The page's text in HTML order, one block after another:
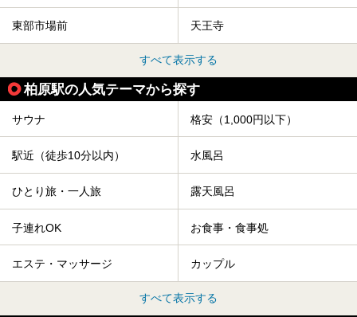
東部市場前 天王寺
すべて表示する
柏原駅の人気テーマから探す
サウナ 格安（1,000円以下）
駅近（徒歩10分以内） 水風呂
ひとり旅・一人旅 露天風呂
子連れOK お食事・食事処
エステ・マッサージ カップル
すべて表示する